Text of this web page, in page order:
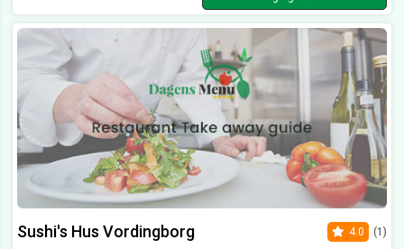
Sushi's Hus Vordingborg 4.0 (1)